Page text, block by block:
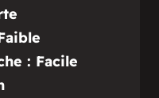
: Facile